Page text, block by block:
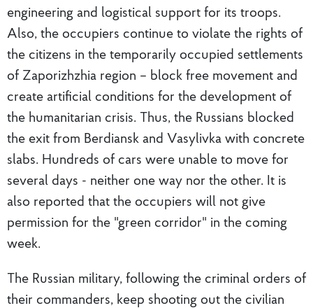
engineering and logistical support for its troops.
Also, the occupiers continue to violate the rights of
the citizens in the temporarily occupied settlements
of Zaporizhzhia region – block free movement and
create artificial conditions for the development of
the humanitarian crisis. Thus, the Russians blocked
the exit from Berdiansk and Vasylivka with concrete
slabs. Hundreds of cars were unable to move for
several days - neither one way nor the other. It is
also reported that the occupiers will not give
permission for the "green corridor" in the coming
week.
The Russian military, following the criminal orders of
their commanders, keep shooting out the civilian